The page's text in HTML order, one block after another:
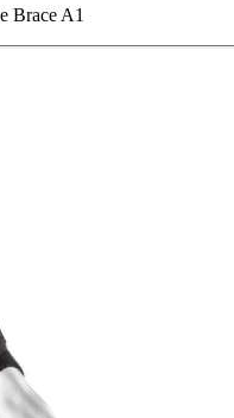
Brace A1